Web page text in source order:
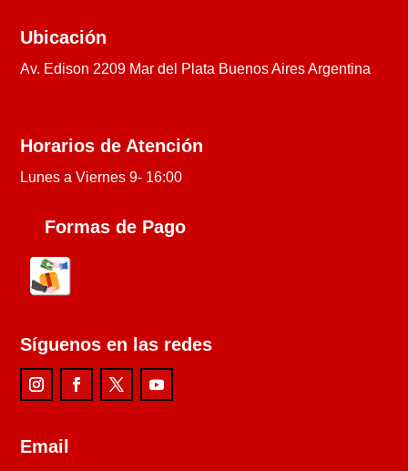
Ubicación
Av. Edison 2209 Mar del Plata Buenos Aires Argentina
Horarios de Atención
Lunes a Viernes 9- 16:00
Formas de Pago
Síguenos en las redes
Email